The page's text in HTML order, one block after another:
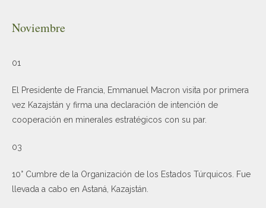
Noviembre
01
El Presidente de Francia, Emmanuel Macron visita por primera
vez Kazajstán y firma una declaración de intención de
cooperación en minerales estratégicos con su par.
03
10° Cumbre de la Organización de los Estados Túrquicos. Fue
llevada a cabo en Astaná, Kazajstán.